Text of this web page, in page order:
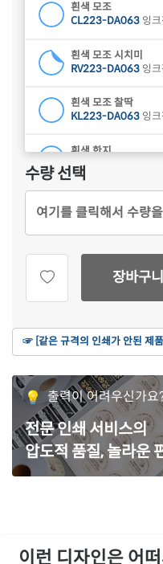
흰색 모조
CL223-DA063 잉
흰색 모조 시치미
RV223-DA063 잉
흰색 모조 찰딱
KL223-DA063 잉
흰색 한지
CL223HJ-DA063
CL223B-DA063잉
CL223G-DA063
연노란색 모조
CL223Y-DA063잉
갈색 크라프트
CL223KR-DA063
파란색 모조
CL223TB-DA063
CL223TG-DA063
수량 선택
여기를 클릭해서 수량
장바구니
☞ [같은 규격의 인쇄가 안된 제
출력이 어려우신가요
전문 인쇄 서비스의
압도적 품질, 놀라운
이런 디자인은 어